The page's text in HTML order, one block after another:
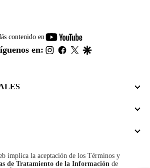
contenido en
youtube-
footer
en: instagram
facebook
twitter
implica la aceptación de los Términos y
de Tratamiento de la Información de